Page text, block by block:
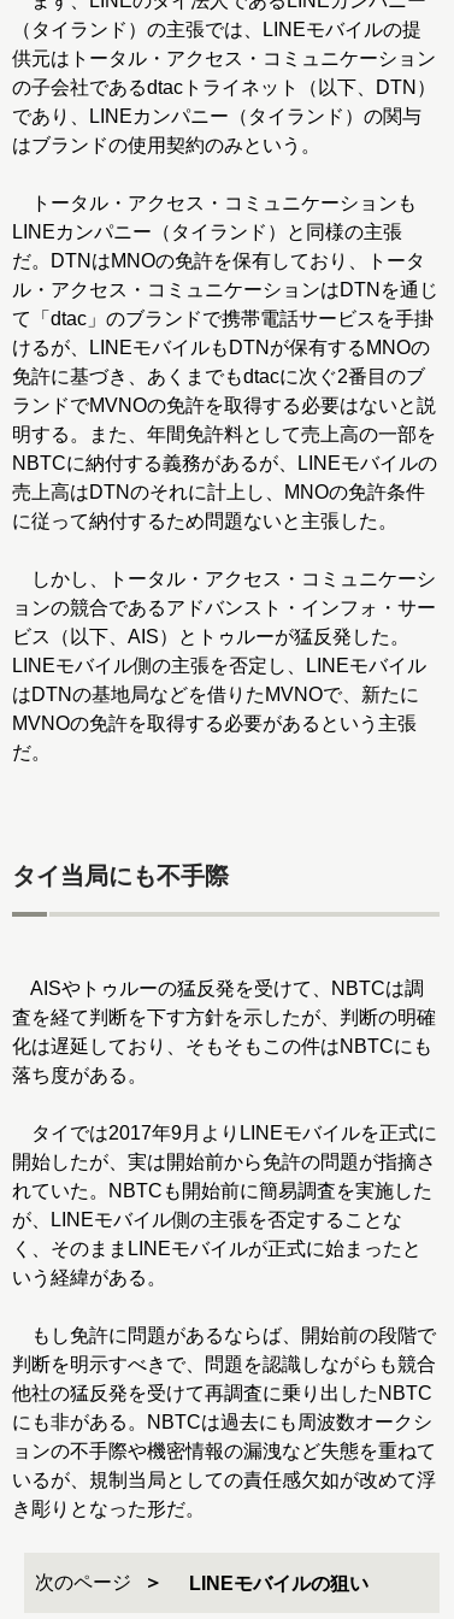
（タイランド）の主張では、LINEモバイルの提
供元はトータル・アクセス・コミュニケーション
の子会社であるdtacトライネット（以下、DTN）
であり、LINEカンパニー（タイランド）の関与
はブランドの使用契約のみという。
トータル・アクセス・コミュニケーションも
LINEカンパニー（タイランド）と同様の主張
だ。DTNはMNOの免許を保有しており、トータ
ル・アクセス・コミュニケーションはDTNを通じ
て「dtac」のブランドで携帯電話サービスを手掛
けるが、LINEモバイルもDTNが保有するMNOの
免許に基づき、あくまでもdtacに次ぐ2番目のブ
ランドでMVNOの免許を取得する必要はないと説
明する。また、年間免許料として売上高の一部を
NBTCに納付する義務があるが、LINEモバイルの
売上高はDTNのそれに計上し、MNOの免許条件
に従って納付するため問題ないと主張した。
しかし、トータル・アクセス・コミュニケーシ
ョンの競合であるアドバンスト・インフォ・サー
ビス（以下、AIS）とトゥルーが猛反発した。
LINEモバイル側の主張を否定し、LINEモバイル
はDTNの基地局などを借りたMVNOで、新たに
MVNOの免許を取得する必要があるという主張
だ。
タイ当局にも不手際
AISやトゥルーの猛反発を受けて、NBTCは調
査を経て判断を下す方針を示したが、判断の明確
化は遅延しており、そもそもこの件はNBTCにも
落ち度がある。
タイでは2017年9月よりLINEモバイルを正式に
開始したが、実は開始前から免許の問題が指摘さ
れていた。NBTCも開始前に簡易調査を実施した
が、LINEモバイル側の主張を否定することな
く、そのままLINEモバイルが正式に始まったと
いう経緯がある。
もし免許に問題があるならば、開始前の段階で
判断を明示すべきで、問題を認識しながらも競合
他社の猛反発を受けて再調査に乗り出したNBTC
にも非がある。NBTCは過去にも周波数オークシ
ョンの不手際や機密情報の漏洩など失態を重ねて
いるが、規制当局としての責任感欠如が改めて浮
き彫りとなった形だ。
次のページ LINEモバイルの狙い